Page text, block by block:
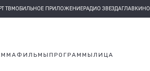
ТВМОБИЛЬНОЕ ПРИЛОЖЕНИЕРАДИО ЗВЕЗДАГЛАВКИНО
ФИЛЬМЫ ПРОГРАММЫ ЛИЦА